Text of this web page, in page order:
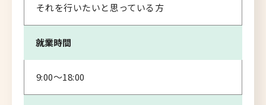
それを行いたいと思っている方
就業時間
9:00～18:00